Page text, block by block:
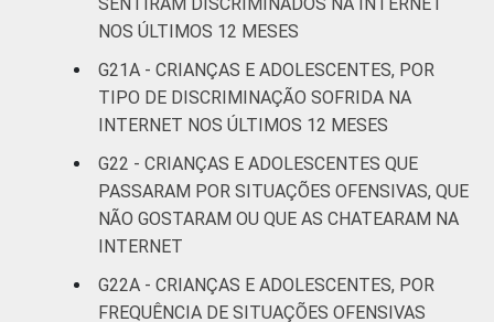
NOS ÚLTIMOS 12 MESES
G21A - CRIANÇAS E ADOLESCENTES, POR
TIPO DE DISCRIMINAÇÃO SOFRIDA NA
INTERNET NOS ÚLTIMOS 12 MESES
G22 - CRIANÇAS E ADOLESCENTES QUE
PASSARAM POR SITUAÇÕES OFENSIVAS, QUE
NÃO GOSTARAM OU QUE AS CHATEARAM NA
INTERNET
G22A - CRIANÇAS E ADOLESCENTES, POR
FREQUÊNCIA DE SITUAÇÕES OFENSIVAS